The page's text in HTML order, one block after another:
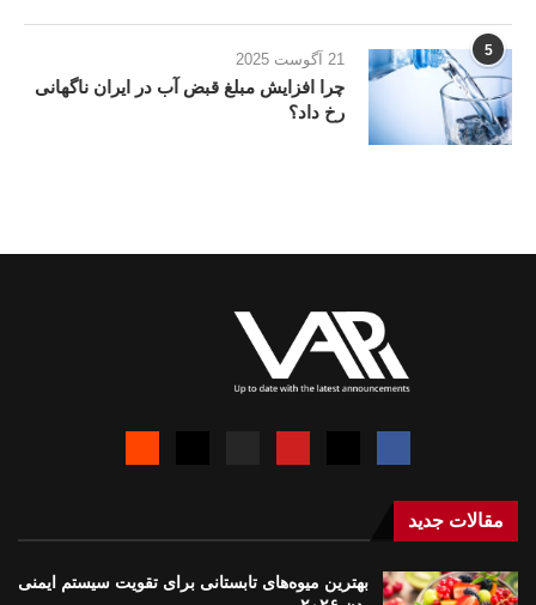
5 21 آگوست 2025
چرا افزایش مبلغ قبض آب در ایران ناگهانی
رخ داد؟
مقالات جدید
بهترین میوه‌های تابستانی برای تقویت سیستم ایمنی